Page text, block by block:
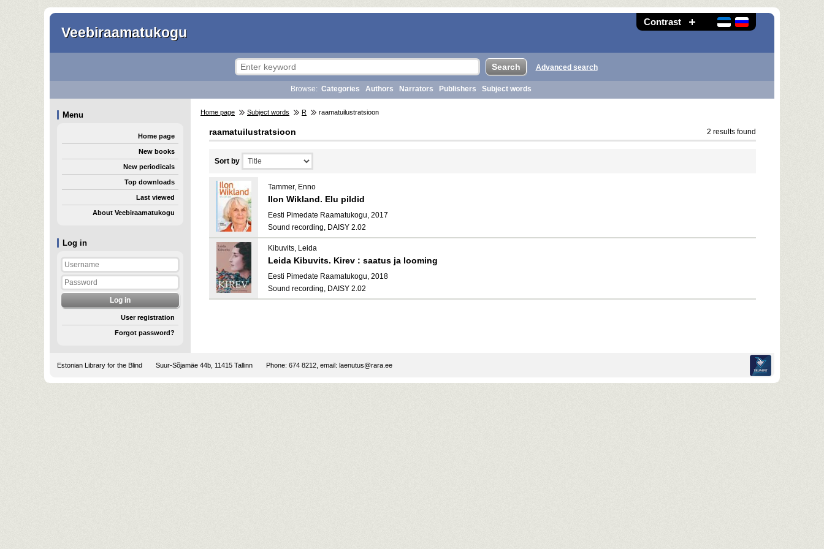
Contrast
Veebiraamatukogu
Log in
User registration
Forgot password?
Advanced search
Browse: Categories Authors Narrators Publishers Subject words
Menu
Home page
New books
New periodicals
Top downloads
Last viewed
About Veebiraamatukogu
Home page Subject words R raamatuilustratsioon
raamatuilustratsioon 2 results found
Sort by
Tammer, Enno
Ilon Wikland. Elu pildid
Eesti Pimedate Raamatukogu, 2017
Sound recording, DAISY 2.02
Kibuvits, Leida
Leida Kibuvits. Kirev : saatus ja looming
Eesti Pimedate Raamatukogu, 2018
Sound recording, DAISY 2.02
Estonian Library for the Blind Suur-Sõjamäe 44b, 11415 Tallinn Phone: 674 8212, email: laenutus@rara.ee